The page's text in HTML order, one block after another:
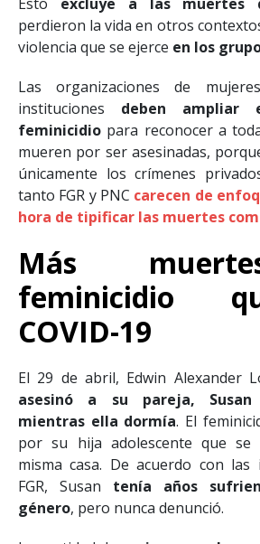
Esto excluye a las muertes
perdieron la vida en otros
violencia que se ejerce en los
Las organizaciones de
instituciones deben ampliar
feminicidio para reconocer a
mueren por ser asesinadas,
únicamente los crímenes
tanto FGR y PNC carecen de
hora de tipificar las muertes
Más
feminicidio
COVID-19
El 29 de abril, Edwin Alexander
asesinó a su pareja, Susan
mientras ella dormía. El
por su hija adolescente que se
misma casa. De acuerdo con las
FGR, Susan tenía años
género, pero nunca denunció.